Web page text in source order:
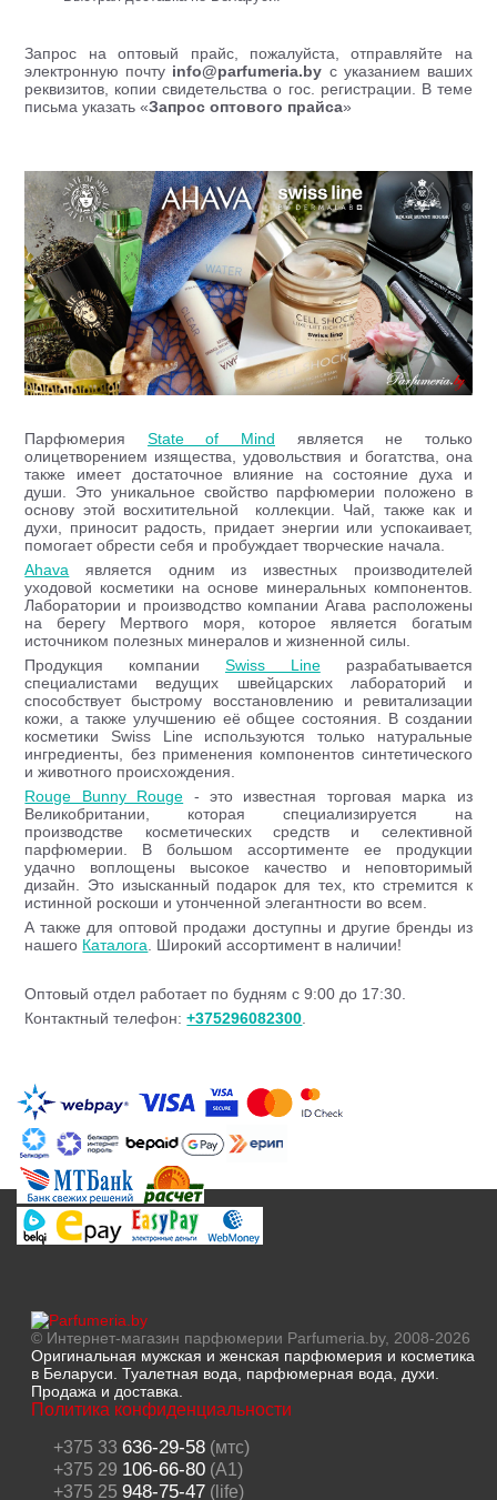
Запрос на оптовый прайс, пожалуйста, отправляйте на
электронную почту info@parfumeria.by с указанием ваших
реквизитов, копии свидетельства о гос. регистрации. В теме
письма указать «Запрос оптового прайса»
Парфюмерия State of Mind является не только
олицетворением изящества, удовольствия и богатства, она
также имеет достаточное влияние на состояние духа и
души. Это уникальное свойство парфюмерии положено в
основу этой восхитительной коллекции. Чай, также как и
духи, приносит радость, придает энергии или успокаивает,
помогает обрести себя и пробуждает творческие начала.
Ahava является одним из известных производителей
уходовой косметики на основе минеральных компонентов.
Лаборатории и производство компании Агава расположены
на берегу Мертвого моря, которое является богатым
источником полезных минералов и жизненной силы.
Продукция компании Swiss Lineразрабатывается
специалистами ведущих швейцарских лабораторий и
способствует быстрому восстановлению и ревитализации
кожи, а также улучшению её общее состояния. В создании
косметики Swiss Line используются только натуральные
ингредиенты, без применения компонентов синтетического
и животного происхождения.
Rouge Bunny Rouge - это известная торговая марка из
Великобритании, которая специализируется на
производстве косметических средств и селективной
парфюмерии. В большом ассортименте ее продукции
удачно воплощены высокое качество и неповторимый
дизайн. Это изысканный подарок для тех, кто стремится к
истинной роскоши и утонченной элегантности во всем.
А также для оптовой продажи доступны и другие бренды из
нашего Каталога . Широкий ассортимент в наличии!
Оптовый отдел работает по будням с 9:00 до 17:30.
Контактный телефон:+375296082300
© Интернет-магазин парфюмерии Parfumeria.by, 2008-2026
Оригинальная мужская и женская парфюмерия и косметика
в Беларуси. Туалетная вода, парфюмерная вода, духи.
Продажа и доставка.
Политика конфиденциальности
+375 33 636-29-58(мтс)
+375 29 106-66-80(A1)
+375 25 948-75-47(life)